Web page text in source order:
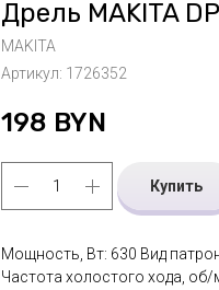
Дрель MAKITA
MAKITA
Артикул: 1726352
198 BYN
Купить
Мощность, Вт: 630 Вид
Частота холостого хода,